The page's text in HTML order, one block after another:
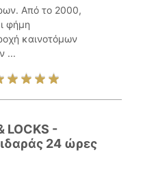
Από το 2000,
φήμη
καινοτόμων
...
LOCKS -
24 ώρες